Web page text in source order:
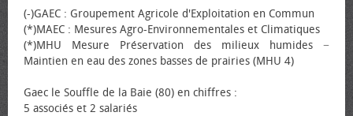
(-)GAEC : Groupement Agricole d'Exploitation en Commun
(*)MAEC : Mesures Agro-Environnementales et Climatiques
(*)MHU Mesure Préservation des milieux humides −
Maintien en eau des zones basses de prairies (MHU 4)
Gaec le Souffle de la Baie (80) en chiffres :
5 associés et 2 salariés